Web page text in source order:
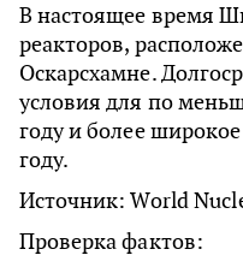
В настоящее время
реакторов,
Оскарсхамне.
условия для по
году и более
году.
Источник: World
Проверка фактов: